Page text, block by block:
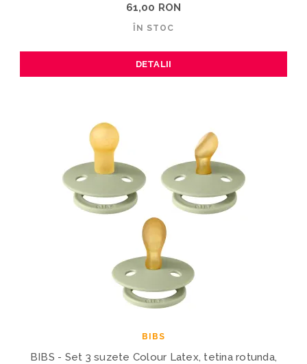
61,00 RON
ÎN STOC
DETALII
BIBS
BIBS - Set 3 suzete Colour Latex, tetina rotunda,